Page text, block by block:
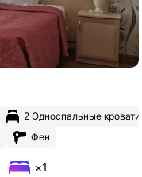
2 Односпальные кровати
Фен
×1